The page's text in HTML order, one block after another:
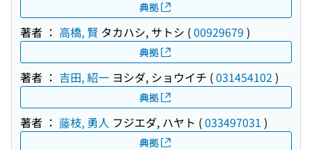
典拠
著者 ： 高橋, 賢 タカハシ, サトシ (00929679 )
典拠
著者 ： 吉田, 紹一 ヨシダ, ショウイチ (031454102 )
典拠
著者 ： 藤枝, 勇人 フジエダ, ハヤト (033497031 )
典拠